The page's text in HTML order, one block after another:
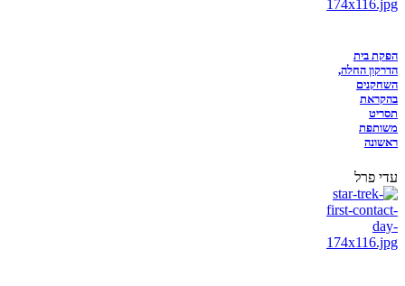
הפקת בית
הדרקון החלה,
השחקנים
בהקראת
תסריט
משותפת
ראשונה
עדי פרל